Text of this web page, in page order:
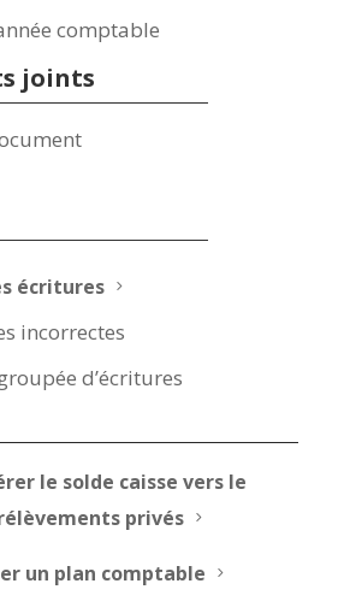
comptable
joints
écritures 5
incorrectes
d’écritures
le solde caisse vers le
privés
5
un plan comptable 5